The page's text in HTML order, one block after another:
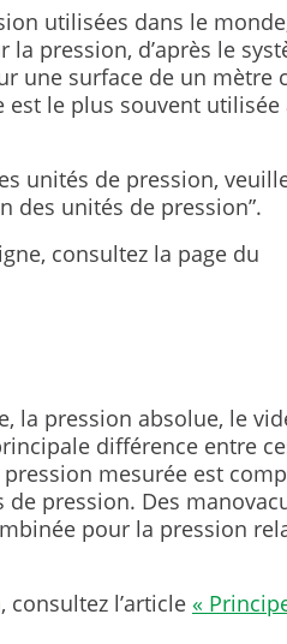
utilisées dans le
pression, d’après le
une surface de un mètre
le plus souvent utilisée
unités de pression,
des unités de pression”.
consultez la page du
la pression absolue, le
différence entre
mesurée est
pression. Des
pour la pression
l’article «